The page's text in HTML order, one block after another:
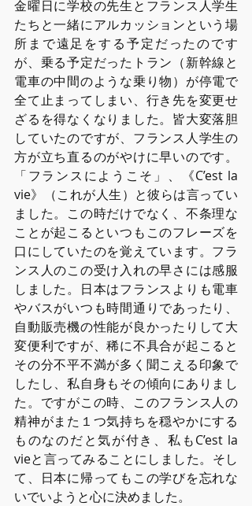
金曜日に学校の先生とフランス人学生
たちと一緒にアルカッションという場
所まで遠足をする予定だったのです
が、乗る予定だったトラン（新幹線と
電車の中間のような乗り物）が停電で
全て止まってしまい、行き先を変更せ
ざるを得なくなりました。皆大変落胆
していたのですが、フランス人学生の
方が立ち直るのがやけに早いのです。
「フランスにようこそ」、《C’est la
vie》（これが人生）と彼らは言ってい
ました。この時だけでなく、不条理な
ことが起こるといつもこのフレーズを
口にしていたのを覚えています。フラ
ンス人のこの受け入れの早さには感服
しました。日本はフランスよりも電車
やバスがいつも時間通りであったり、
自動販売機の性能が良かったりして大
変便利ですが、稀に不具合が起こると
その分不平不満が多く聞こえる印象で
したし、私自身もその傾向にありまし
た。ですがこの時、このフランス人の
精神がまた１つ気持ちを穏やかにする
ものなのだと気が付き、私もC’est la
vieと言ってみることにしました。そし
て、日本に帰ってもこの学びを忘れな
いでいようと心に決めました。